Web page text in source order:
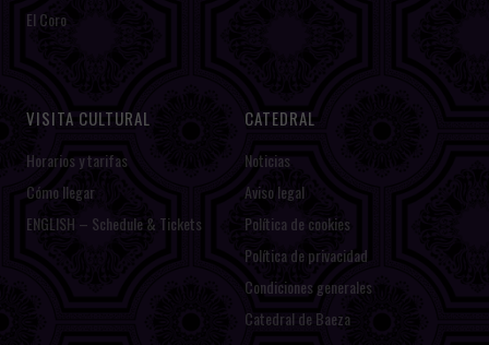
El Coro
VISITA CULTURAL
Horarios y tarifas
Cómo llegar
ENGLISH – Schedule & Tickets
CATEDRAL
Noticias
Aviso legal
Política de cookies
Política de privacidad
Condiciones generales
Catedral de Baeza